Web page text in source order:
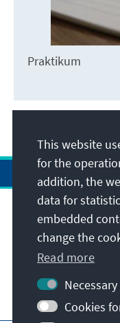
Praktikum
Address
Contact
Visit also
This website
for the
addition, the
data for
embedded
change the
Read more
Cookies